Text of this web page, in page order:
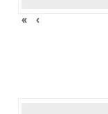
« ‹